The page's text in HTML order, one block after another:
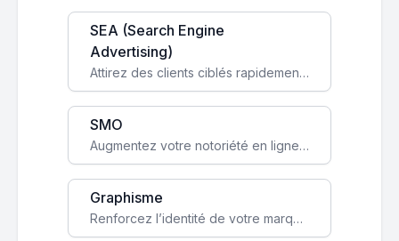
SEA (Search Engine
Advertising)
Attirez des clients ciblés rapidement avec des campagnes publicitaires payantes optimisées pour vos objectifs.
SMO
Augmentez votre notoriété en ligne et stimulez la croissance de votre entreprise grâce à une stratégie sociale sur mesure.
Graphisme
Renforcez l’identité de votre marque avec un design unique qui capte l’attention et engage vos clients.